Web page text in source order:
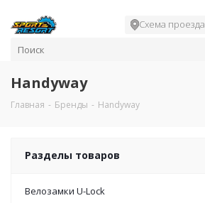
Схема проезда
Handyway
Главная - Бренды - Handyway
Разделы товаров
Велозамки U-Lock